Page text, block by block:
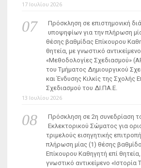
17 Ιουλίου 2026
Πρόσκληση σε επιστημονική
υποψηφίων για την πλήρωση
θέσης βαθμίδας Επίκουρου
θητεία, με γνωστικό αντικείμενο
«Μεθοδολογίες Σχεδιασμού»
του Τμήματος Δημιουργικού
και Ένδυσης Κιλκίς της Σχολής
Σχεδιασμού του ΔΙ.ΠΑ.Ε.
13 Ιουλίου 2026
Πρόσκληση σε 2η συνεδρίαση
Εκλεκτορικού Σώματος για
τριμελούς εισηγητικής
πλήρωση μίας (1) θέσης
Επίκουρου Καθηγητή επί
γνωστικό αντικείμενο «Ιστορία